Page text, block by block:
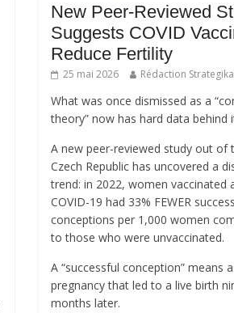
New Peer-Reviewed
Suggests COVID
Reduce Fertility
25 mai 2026 Rédaction Strategika
What was once dismissed as a
theory” now has hard data behind
A new peer-reviewed study out of
Czech Republic has uncovered a
trend: in 2022, women vaccinated
COVID-19 had 33% FEWER
conceptions per 1,000 women
to those who were unvaccinated.
A “successful conception” means a
pregnancy that led to a live birth
months later.